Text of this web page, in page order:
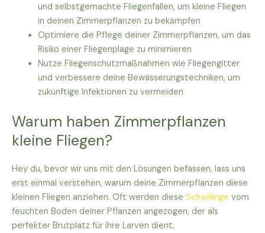
und selbstgemachte Fliegenfallen, um kleine Fliegen
in deinen Zimmerpflanzen zu bekämpfen
Optimiere die Pflege deiner Zimmerpflanzen, um das
Risiko einer Fliegenplage zu minimieren
Nutze Fliegenschutzmaßnahmen wie Fliegengitter
und verbessere deine Bewässerungstechniken, um
zukünftige Infektionen zu vermeiden
Warum haben Zimmerpflanzen
kleine Fliegen?
Hey du, bevor wir uns mit den Lösungen befassen, lass uns
erst einmal verstehen, warum deine Zimmerpflanzen diese
kleinen Fliegen anziehen. Oft werden diese Schädlinge vom
feuchten Boden deiner Pflanzen angezogen, der als
perfekter Brutplatz für ihre Larven dient.